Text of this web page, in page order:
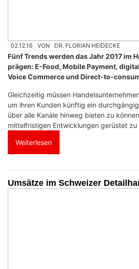
02.12.16 VON DR. FLORIAN HEIDECKE
Fünf Trends werden das Jahr 2017 im
prägen: E-Food, Mobile Payment,
Voice Commerce und Direct-to-
Gleichzeitig müssen
um ihren Kunden künftig ein
über alle Kanäle hinweg bieten zu
mittelfristigen Entwicklungen gerüstet zu
Weiterlesen
Umsätze im Schweizer